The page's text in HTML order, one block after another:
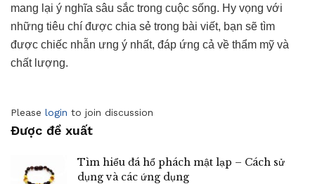
mang lại ý nghĩa sâu sắc trong cuộc sống. Hy vọng với
những tiêu chí được chia sẻ trong bài viết, bạn sẽ tìm
được chiếc nhẫn ưng ý nhất, đáp ứng cả về thẩm mỹ và
chất lượng.
Please login to join discussion
Được đề xuất
Tìm hiểu đá hổ phách mật lạp – Cách sử
dụng và các ứng dụng